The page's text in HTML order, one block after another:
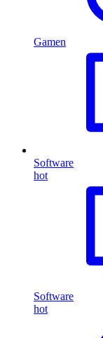
Gamen
Software
hot
Software
hot